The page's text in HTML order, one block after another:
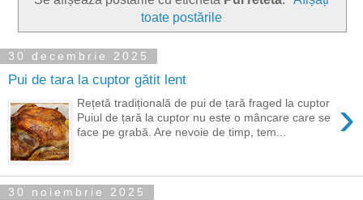
toate postările
30 decembrie 2025
Pui de tara la cuptor gătit lent
›
Rețetă tradițională de pui de țară fraged la cuptor
Puiul de țară la cuptor nu este o mâncare care se
face pe grabă. Are nevoie de timp, tem...
30 noiembrie 2025